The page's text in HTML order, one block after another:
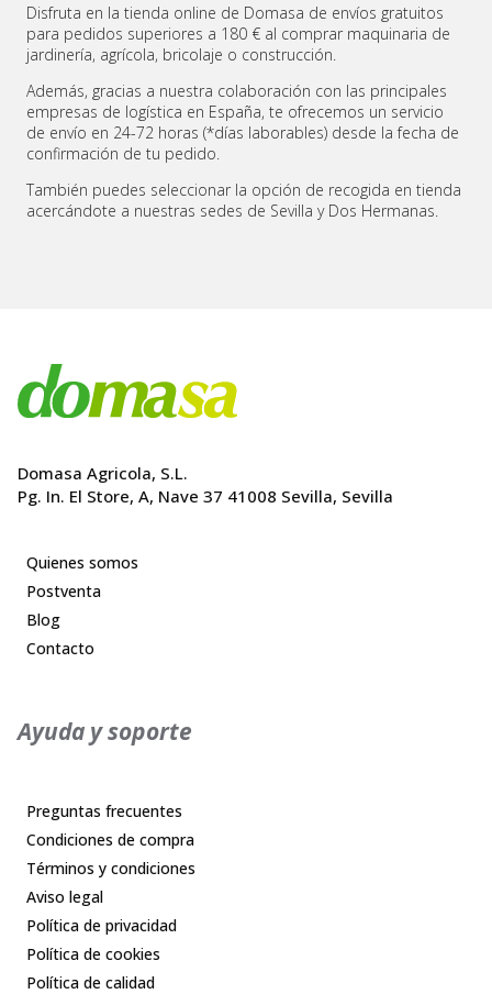
Disfruta en la tienda online de Domasa de envíos gratuitos
para pedidos superiores a 180 € al comprar maquinaria de
jardinería, agrícola, bricolaje o construcción.
Además, gracias a nuestra colaboración con las principales
empresas de logística en España, te ofrecemos un servicio
de envío en 24-72 horas (*días laborables) desde la fecha de
confirmación de tu pedido.
También puedes seleccionar la opción de recogida en tienda
acercándote a nuestras sedes de Sevilla y Dos Hermanas.
Domasa Agricola, S.L.
Pg. In. El Store, A, Nave 37 41008 Sevilla, Sevilla
Quienes somos
Postventa
Blog
Contacto
Ayuda y soporte
Preguntas frecuentes
Condiciones de compra
Términos y condiciones
Aviso legal
Política de privacidad
Política de cookies
Política de calidad